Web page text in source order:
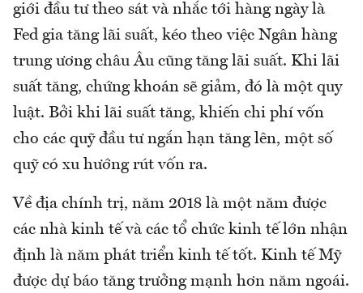
giới đầu tư theo sát và nhắc tới hàng ngày là
Fed gia tăng lãi suất, kéo theo việc Ngân hàng
trung ương châu Âu cũng tăng lãi suất. Khi lãi
suất tăng, chứng khoán sẽ giảm, đó là một quy
luật. Bởi khi lãi suất tăng, khiến chi phí vốn
cho các quỹ đầu tư ngắn hạn tăng lên, một số
quỹ có xu hướng rút vốn ra.
Về địa chính trị, năm 2018 là một năm được
các nhà kinh tế và các tổ chức kinh tế lớn nhận
định là năm phát triển kinh tế tốt. Kinh tế Mỹ
được dự báo tăng trưởng mạnh hơn năm ngoái.